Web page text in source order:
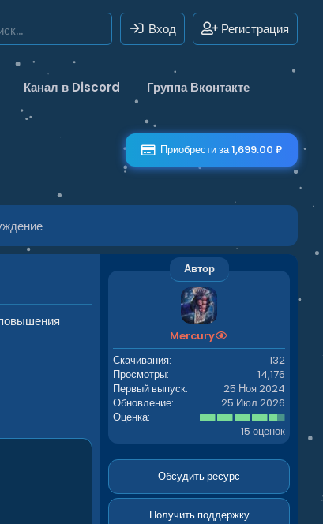
Вход Регистрация
Канал в Discord Группа Вконтакте
Приобрести за 1,699.00 ₽
Автор
Mercury
Скачивания
132
Просмотры
14,176
Первый выпуск
25 Ноя 2024
Обновление
25 Июл 2026
Оценка
4
.
9
з
ё
з
15 оценок
Обсудить ресурс
Получить поддержку